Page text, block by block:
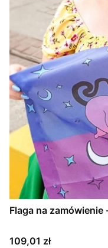
Flaga na
Cena
109,01 zł